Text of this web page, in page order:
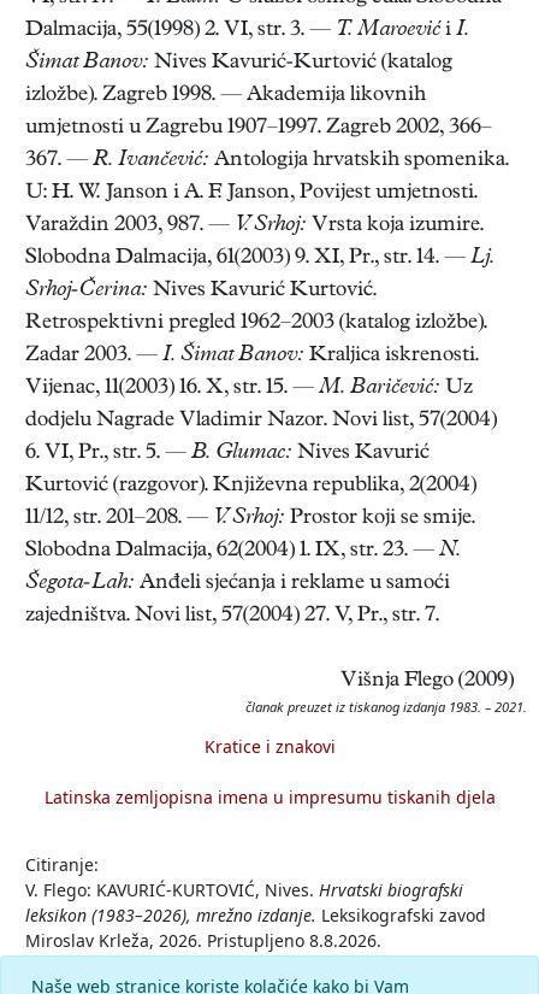
Dalmacija, 55(1998) 2. VI, str. 3. — T. Maroević i I.
Šimat Banov: Nives Kavurić-Kurtović (katalog
izložbe). Zagreb 1998. — Akademija likovnih
umjetnosti u Zagrebu 1907–1997. Zagreb 2002, 366–
367. — R. Ivančević: Antologija hrvatskih spomenika.
U: H. W. Janson i A. F. Janson, Povijest umjetnosti.
Varaždin 2003, 987. — V. Srhoj: Vrsta koja izumire.
Slobodna Dalmacija, 61(2003) 9. XI, Pr., str. 14. — Lj.
Srhoj-Čerina: Nives Kavurić Kurtović.
Retrospektivni pregled 1962–2003 (katalog izložbe).
Zadar 2003. — I. Šimat Banov: Kraljica iskrenosti.
Vijenac, 11(2003) 16. X, str. 15. —M. Baričević: Uz
dodjelu Nagrade Vladimir Nazor. Novi list, 57(2004)
6. VI, Pr., str. 5. — B. Glumac: Nives Kavurić
Kurtović (razgovor). Književna republika, 2(2004)
11/12, str. 201–208. — V. Srhoj: Prostor koji se smije.
Slobodna Dalmacija, 62(2004) 1. IX, str. 23. — N.
Šegota-Lah: Anđeli sjećanja i reklame u samoći
zajedništva. Novi list, 57(2004) 27. V, Pr., str. 7.
Višnja Flego (2009)
članak preuzet iz tiskanog izdanja 1983. – 2021.
Kratice i znakovi
Latinska zemljopisna imena u impresumu tiskanih djela
Citiranje:
V. Flego: KAVURIĆ-KURTOVIĆ, Nives. Hrvatski biografski
leksikon (1983–2026), mrežno izdanje. Leksikografski zavod
Miroslav Krleža, 2026. Pristupljeno 8.8.2026.
Naše web stranice koriste kolačiće kako bi Vam